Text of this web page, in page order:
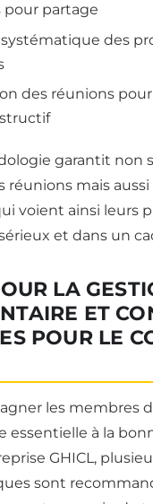
pour partage
des
des réunions
garantit non
réunions mais
voient ainsi leurs
et dans un
LA
ET
POUR LE
les membres
essentielle à la
GHICL,
sont